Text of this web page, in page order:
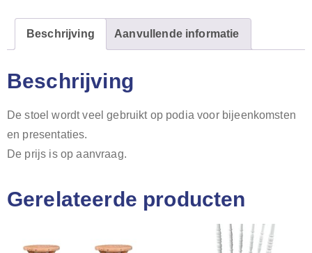
Beschrijving Aanvullende informatie
Beschrijving
De stoel wordt veel gebruikt op podia voor bijeenkomsten
en presentaties.
De prijs is op aanvraag.
Gerelateerde producten